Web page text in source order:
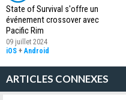
State of Survival s'offre un
événement crossover avec
Pacific Rim
09 juillet 2024
iOS +Android
ARTICLES CONNEXES